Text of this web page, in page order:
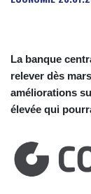
La banque
relever dès
améliorations
élevée qui